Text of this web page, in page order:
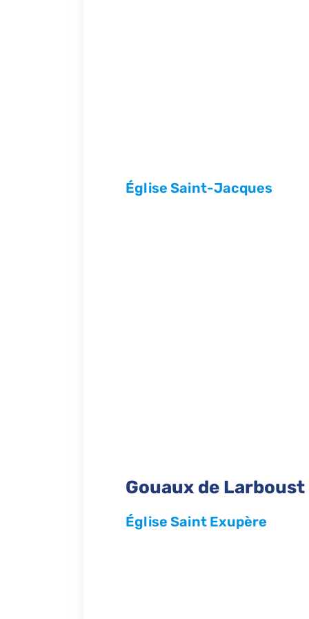
Église Saint-Jacques
Gouaux de Larboust
Église Saint Exupère